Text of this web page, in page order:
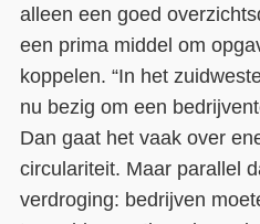
alleen een goed
een prima middel om
koppelen. “In het
nu bezig om een
Dan gaat het vaak over
circulariteit. Maar parallel
verdroging: bedrijven